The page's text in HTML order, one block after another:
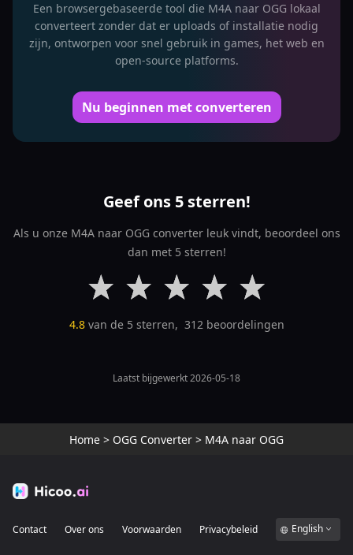
Een browsergebaseerde tool die M4A naar OGG lokaal
converteert zonder dat er uploads of installatie nodig
zijn, ontworpen voor snel gebruik in games, het web en
open-source platforms.
Nu beginnen met converteren
Geef ons 5 sterren!
Als u onze M4A naar OGG converter leuk vindt, beoordeel ons
dan met 5 sterren!
4.8van de 5 sterren, 312beoordelingen
Laatst bijgewerkt 2026-05-18
Home > OGG Converter > M4A naar OGG
Contact Over ons Voorwaarden Privacybeleid English